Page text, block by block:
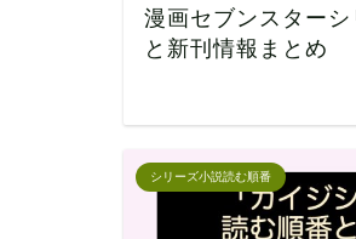
漫画セブンスター
と新刊情報まとめ
シリーズ小説読む順番